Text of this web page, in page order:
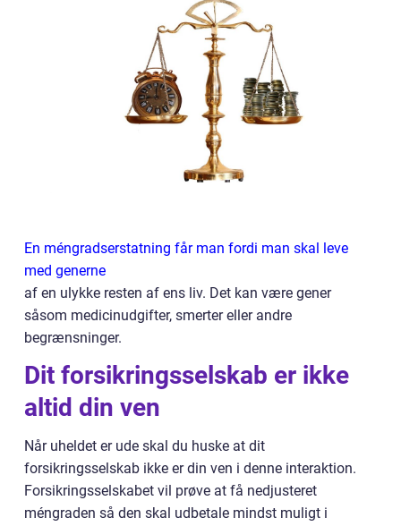
En méngradserstatning får man fordi man skal leve
med generne
af en ulykke resten af ens liv. Det kan være gener
såsom medicinudgifter, smerter eller andre
begrænsninger.
Dit forsikringsselskab er ikke
altid din ven
Når uheldet er ude skal du huske at dit
forsikringsselskab ikke er din ven i denne interaktion.
Forsikringsselskabet vil prøve at få nedjusteret
méngraden så den skal udbetale mindst muligt i